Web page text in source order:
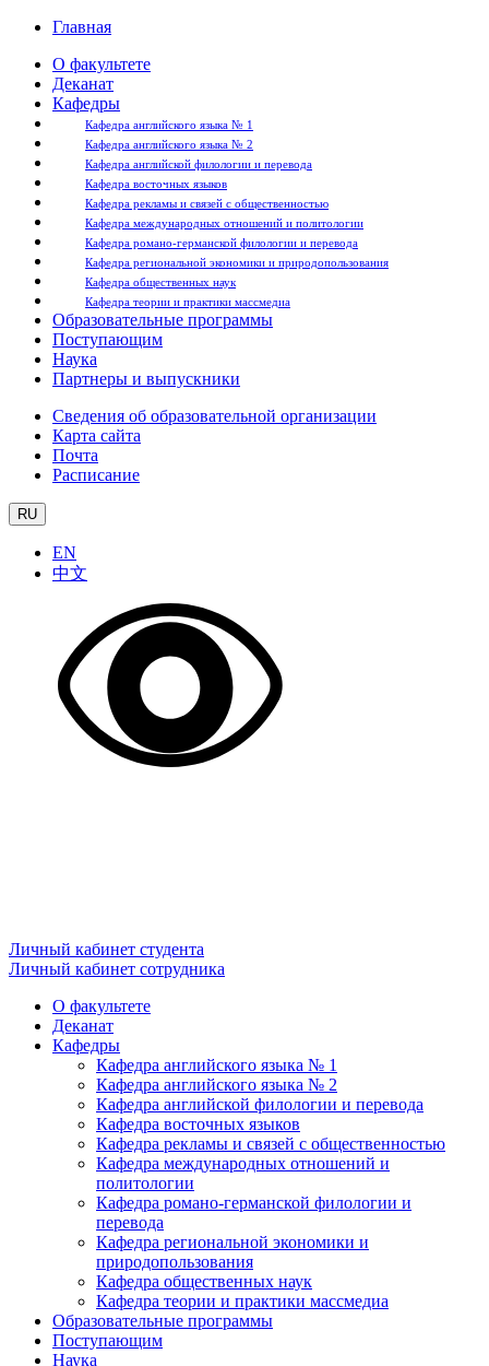
Главная
О факультете
Деканат
Кафедры
Кафедра английского языка № 1
Кафедра английского языка № 2
Кафедра английской филологии и перевода
Кафедра восточных языков
Кафедра рекламы и связей с общественностью
Кафедра международных отношений и политологии
Кафедра романо-германской филологии и перевода
Кафедра региональной экономики и природопользования
Кафедра общественных наук
Кафедра теории и практики массмедиа
Образовательные программы
Поступающим
Наука
Партнеры и выпускники
Сведения об образовательной организации
Карта сайта
Почта
Расписание
RU
EN
中文
Личный кабинет студента
Личный кабинет сотрудника
О факультете
Деканат
Кафедры
Кафедра английского языка № 1
Кафедра английского языка № 2
Кафедра английской филологии и перевода
Кафедра восточных языков
Кафедра рекламы и связей с общественностью
Кафедра международных отношений и
политологии
Кафедра романо-германской филологии и
перевода
Кафедра региональной экономики и
природопользования
Кафедра общественных наук
Кафедра теории и практики массмедиа
Образовательные программы
Поступающим
Наука